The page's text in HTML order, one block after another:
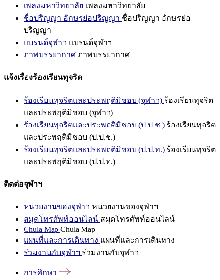
เพลงมหาวิทยาลัย เพลงมหาวิทยาลัย
ชื่อปริญญา อักษรย่อปริญญา ชื่อปริญญา อักษรย่อ
ปริญญา
แบรนด์จุฬาฯ แบรนด์จุฬาฯ
ภาพบรรยากาศ ภาพบรรยากาศ
แจ้งเรื่องร้องเรียนทุจริต
ร้องเรียนทุจริตและประพฤติมิชอบ (จุฬาฯ) ร้องเรียนทุจริต
และประพฤติมิชอบ (จุฬาฯ)
ร้องเรียนทุจริตและประพฤติมิชอบ (ป.ป.ช.) ร้องเรียนทุจริต
และประพฤติมิชอบ (ป.ป.ช.)
ร้องเรียนทุจริตและประพฤติมิชอบ (ป.ป.ท.) ร้องเรียนทุจริต
และประพฤติมิชอบ (ป.ป.ท.)
ติดต่อจุฬาฯ
หน่วยงานของจุฬาฯ หน่วยงานของจุฬาฯ
สมุดโทรศัพท์ออนไลน์ สมุดโทรศัพท์ออนไลน์
Chula Map Chula Map
แผนที่และการเดินทาง แผนที่และการเดินทาง
ร่วมงานกับจุฬาฯ ร่วมงานกับจุฬาฯ
การศึกษา